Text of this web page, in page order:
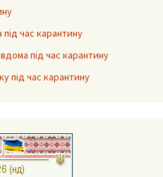
час карантину
під час карантину
під час карантину